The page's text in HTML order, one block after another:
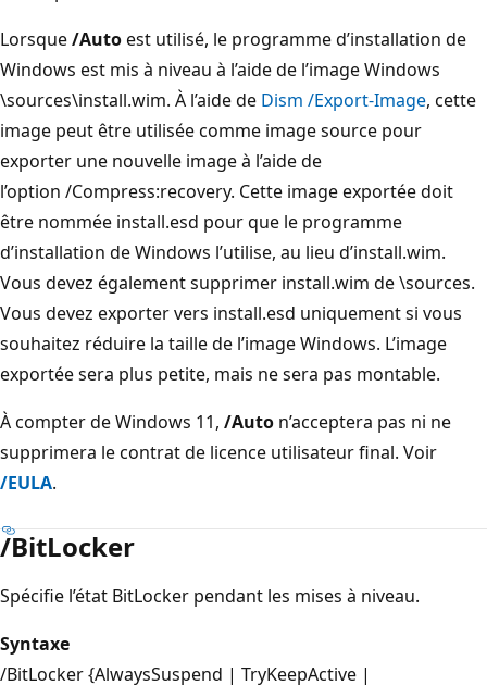
Lorsque/Autoest utilisé, le programme d’installation de
Windows est mis à niveau à l’aide de l’image Windows
\sources\install.wim. À l’aide de Dism /Export-Image, cette
image peut être utilisée comme image source pour
exporter une nouvelle image à l’aide de
l’option /Compress:recovery. Cette image exportée doit
être nommée install.esd pour que le programme
d’installation de Windows l’utilise, au lieu d’install.wim.
Vous devez également supprimer install.wim de \sources.
Vous devez exporter vers install.esd uniquement si vous
souhaitez réduire la taille de l’image Windows. L’image
exportée sera plus petite, mais ne sera pas montable.
À compter de Windows 11, /Auto n’acceptera pas ni ne
supprimera le contrat de licence utilisateur final. Voir
/EULA.
/BitLocker
Spécifie l’état BitLocker pendant les mises à niveau.
Syntaxe
/BitLocker {AlwaysSuspend | TryKeepActive |